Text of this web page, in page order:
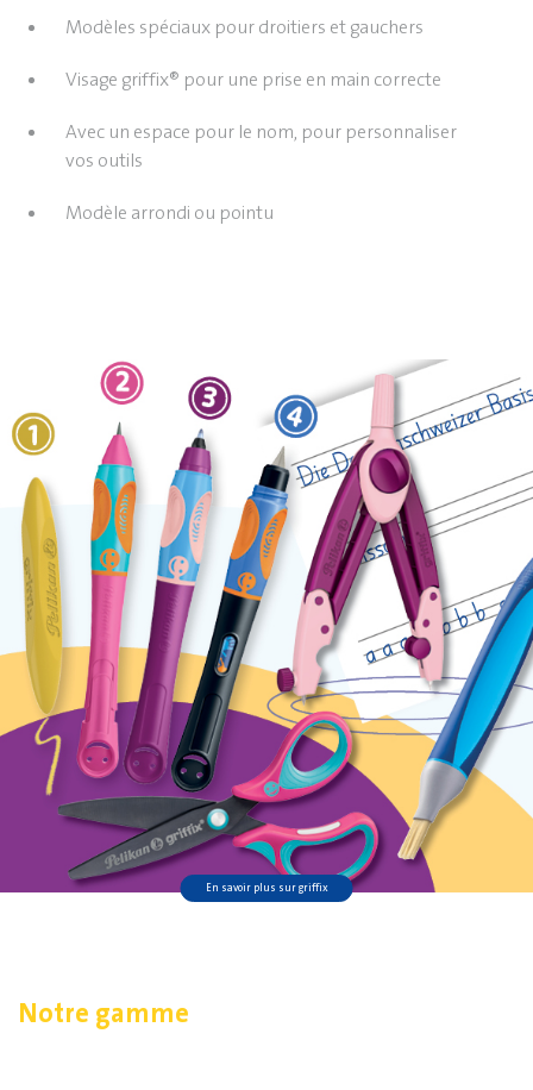
Modèles spéciaux pour droitiers et gauchers
Visage griffix® pour une prise en main correcte
Avec un espace pour le nom, pour personnaliser
vos outils
Modèle arrondi ou pointu
En savoir plus sur griffix
Notre gamme